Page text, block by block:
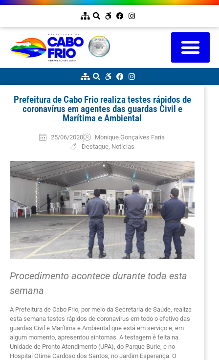
Prefeitura de Cabo Frio realiza testes rápidos de
coronavírus em agentes das guardas Civil e
Marítima e Ambiental
25/06/2020
Monique Gonçalves Faria
Destaque, Notícias
Procedimento acontece durante toda esta
semana
A Prefeitura de Cabo Frio, por meio da Secretaria de Saúde, realiza
esta semana testes rápidos de coronavírus em todo o efetivo das
guardas Civil e Marítima e Ambiental que está em serviço e, em
algum momento, apresentou sintomas. A testagem é feita na
Unidade de Pronto Atendimento (UPA), do Parque Burle, e no
Hospital Otime Cardoso dos Santos, no Jardim Esperança. O